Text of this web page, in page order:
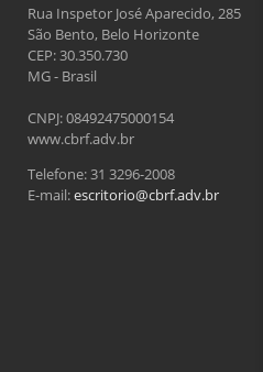
Rua Inspetor José Aparecido, 285
São Bento, Belo Horizonte
CEP: 30.350.730
MG - Brasil
CNPJ: 08492475000154
www.cbrf.adv.br
Telefone: 31 3296-2008
E-mail:escritorio@cbrf.adv.br